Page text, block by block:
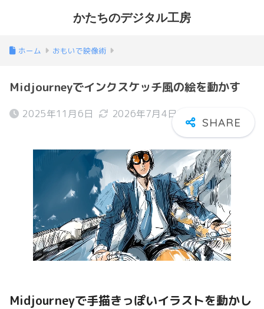
かたちのデジタル工房
ホーム おもいで映像術
Midjourneyでインクスケッチ風の絵を動かす
2025年11月6日 2026年7月4日
Midjourneyで手描きっぽいイラストを動かし